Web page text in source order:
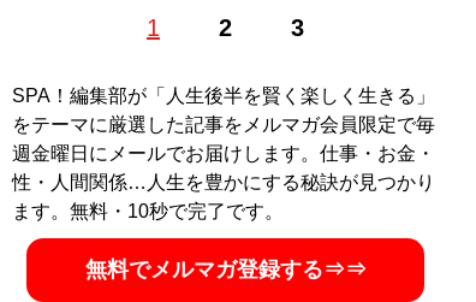
1 2 3
教授、オーストラリア国立大学客員研究員などを経
日本のデフレ脱却に取り組んだ経済学の第一人者。経済
の入門書や『「日本型格差社会」からの脱却』（光文
社）、『自由な社会をつくる経済学
』（読書人）など著
書多数
記事一覧へ
SPA！編集部が「人生後半を賢く楽しく生きる」
をテーマに厳選した記事をメルマガ会員限定で毎
週金曜日にメールでお届けします。仕事・お金・
性・人間関係…人生を豊かにする秘訣が見つかり
ます。無料・10秒で完了です。
無料でメルマガ登録する⇒⇒